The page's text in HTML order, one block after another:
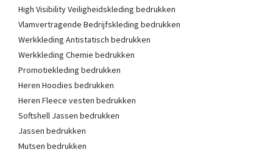
High Visibility Veiligheidskleding bedrukken
Vlamvertragende Bedrijfskleding bedrukken
Werkkleding Antistatisch bedrukken
Werkkleding Chemie bedrukken
Promotiekleding bedrukken
Heren Hoodies bedrukken
Heren Fleece vesten bedrukken
Softshell Jassen bedrukken
Jassen bedrukken
Mutsen bedrukken